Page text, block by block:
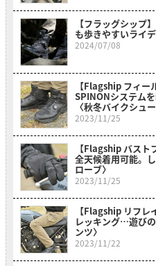
【フラッグシップ
も歩きやすいライ
2024/07/08
【Flagship フィー
SPINONシステム
〈秋冬バイクシュー
2023/11/25
【Flagship バスト
全天候着用可能。
ローブ〉
2023/11/25
【Flagship リフレ
レッキング…遊び
ンツ〉
2023/11/22